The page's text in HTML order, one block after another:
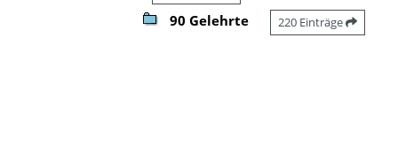
90 Gelehrte 220 Einträge